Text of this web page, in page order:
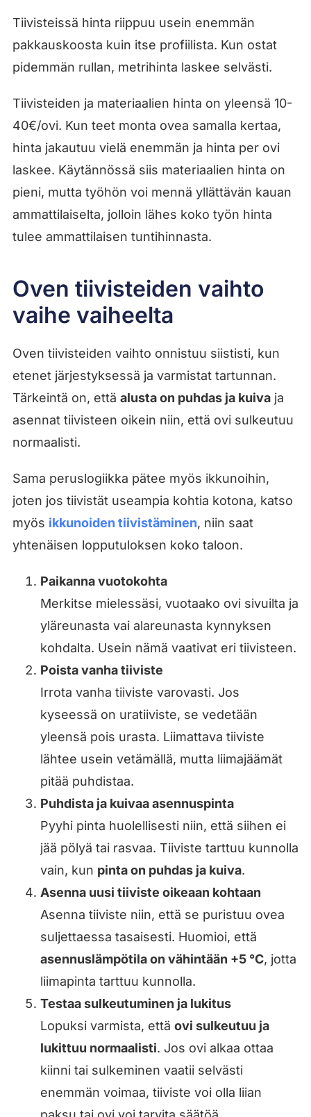
Tiivisteissä hinta riippuu usein enemmän
pakkauskoosta kuin itse profiilista. Kun ostat
pidemmän rullan, metrihinta laskee selvästi.
Tiivisteiden ja materiaalien hinta on yleensä 10-
40€/ovi. Kun teet monta ovea samalla kertaa,
hinta jakautuu vielä enemmän ja hinta per ovi
laskee. Käytännössä siis materiaalien hinta on
pieni, mutta työhön voi mennä yllättävän kauan
ammattilaiselta, jolloin lähes koko työn hinta
tulee ammattilaisen tuntihinnasta.
Oven tiivisteiden vaihto
vaihe vaiheelta
Oven tiivisteiden vaihto onnistuu siististi, kun
etenet järjestyksessä ja varmistat tartunnan.
Tärkeintä on, että alusta on puhdas ja kuivaja
asennat tiivisteen oikein niin, että ovi sulkeutuu
normaalisti.
Sama peruslogiikka pätee myös ikkunoihin,
joten jos tiivistät useampia kohtia kotona, katso
myös ikkunoiden tiivistäminen, niin saat
yhtenäisen lopputuloksen koko taloon.
Paikanna vuotokohta
Merkitse mielessäsi, vuotaako ovi sivuilta ja
yläreunasta vai alareunasta kynnyksen
kohdalta. Usein nämä vaativat eri tiivisteen.
Poista vanha tiiviste
Irrota vanha tiiviste varovasti. Jos
kyseessä on uratiiviste, se vedetään
yleensä pois urasta. Liimattava tiiviste
lähtee usein vetämällä, mutta liimajäämät
pitää puhdistaa.
Puhdista ja kuivaa asennuspinta
Pyyhi pinta huolellisesti niin, että siihen ei
jää pölyä tai rasvaa. Tiiviste tarttuu kunnolla
vain, kun pinta on puhdas ja kuiva.
Asenna uusi tiiviste oikeaan kohtaan
Asenna tiiviste niin, että se puristuu ovea
suljettaessa tasaisesti. Huomioi, että
asennuslämpötila on vähintään +5 °C, jotta
liimapinta tarttuu kunnolla.
Testaa sulkeutuminen ja lukitus
Lopuksi varmista, että ovi sulkeutuu ja
lukittuu normaalisti. Jos ovi alkaa ottaa
kiinni tai sulkeminen vaatii selvästi
enemmän voimaa, tiiviste voi olla liian